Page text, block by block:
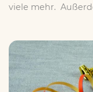
viele mehr.